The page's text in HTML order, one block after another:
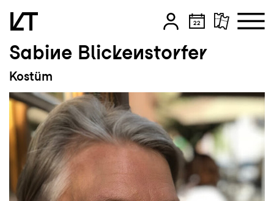
Zum Hauptinhalt springen
Zum Footer springen
Sabine Blickenstorfer
Kostüm